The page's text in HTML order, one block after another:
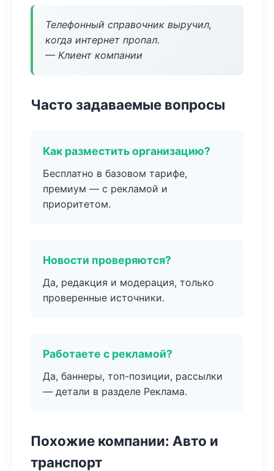
Телефонный справочник выручил,
когда интернет пропал.
— Клиент компании
Часто задаваемые вопросы
Как разместить организацию?
Бесплатно в базовом тарифе,
премиум — с рекламой и
приоритетом.
Новости проверяются?
Да, редакция и модерация, только
проверенные источники.
Работаете с рекламой?
Да, баннеры, топ-позиции, рассылки
— детали в разделе Реклама.
Похожие компании: Авто и
транспорт